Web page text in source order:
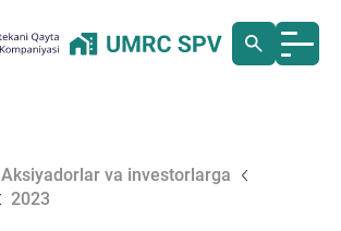
Aksiyadorlar va investorlarga
2023